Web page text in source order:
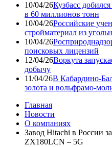
10/04/26Кузбасс
в 60 миллионов тонн
10/04/26Российские
стройматериал из
10/04/26
поисковых лицензий
12/04/26Воркута
добычу
11/04/26В Кабардино-
золота и вольфрамо-
Главная
Новости
О компаниях
Завод Hitachi в России
ZX180LCN – 5G